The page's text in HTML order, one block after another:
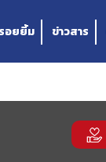
อยยิ้ม ข่าวสาร